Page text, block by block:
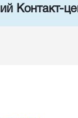
Контакт-